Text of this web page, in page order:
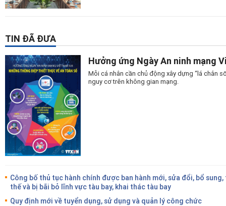
TIN ĐÃ ĐƯA
Hưởng ứng Ngày An ninh mạng
Mỗi cá nhân cần chủ động xây dựng “lá chắn
nguy cơ trên không gian mạng.
Công bố thủ tục hành chính được ban hành mới, sửa đổi, bổ sung,
thế và bị bãi bỏ lĩnh vực tàu bay, khai thác tàu bay
Quy định mới về tuyển dụng, sử dụng và quản lý công chức